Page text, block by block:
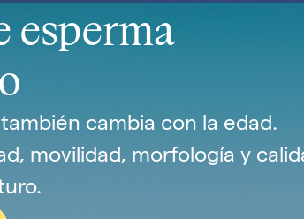
esperma
cambia con la edad.
movilidad, morfología y